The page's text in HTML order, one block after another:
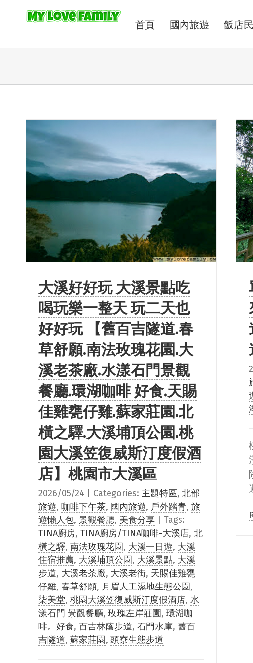
首頁 國內旅遊 飯店
大溪好好玩 大溪景點吃
喝玩樂一整天 玩二天也
好好玩 【舊百吉隧道.春
草舒願.南法玫瑰花園.大
溪老茶廠.水漾石門景觀
餐廳.環湖咖啡 好食.天賜
佳雞甕仔雞.蘇家莊園.北
橫之驛.大溪埔頂公園.桃
園大溪笠復威斯汀度假酒
店】桃園市大溪區
2026/05/24 Categories: 主題特區, 北部
旅遊, 咖啡下午茶, 國內旅遊, 戶外踏青, 旅
遊懶人包, 景觀餐廳, 美食分享
Tags:
TINA廚房, TINA廚房/TINA咖啡-大溪店, 北
橫之驛, 南法玫瑰花園, 大溪一日遊, 大溪
住宿推薦, 大溪埔頂公園, 大溪景點, 大溪
步道, 大溪老茶廠, 大溪老街, 天賜佳雞甕
仔雞, 春草舒願, 月眉人工濕地生態公園,
柒美堂, 桃園大溪笠復威斯汀度假酒店, 水
漾石門 景觀餐廳, 玫瑰左岸莊園, 環湖咖
啡。好食, 百吉林蔭步道, 石門水庫, 舊百
吉隧道, 蘇家莊園, 頭寮生態步道